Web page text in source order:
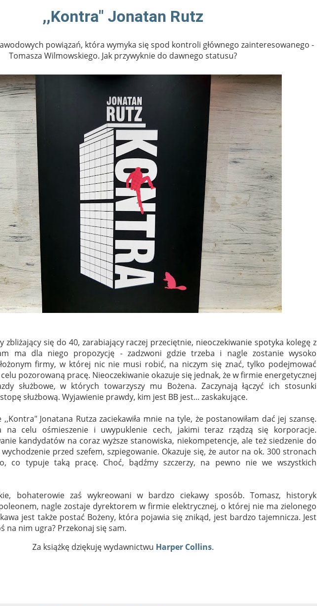
,,Kontra" Jonatan Rutz
powiązań, która wymyka się spod kontroli głównego zainteresowanego -
Tomasza Wilmowskiego. Jak przywyknie do dawnego statusu?
zbliżający się do 40, zarabiający raczej przeciętnie, nieoczekiwanie spotyka kolegę z
ma dla niego propozycję - zadzwoni gdzie trzeba i nagle zostanie wysoko
firmy, w której nic nie musi robić, na niczym się znać, tylko podejmować
pozorowaną pracę. Nieoczekiwanie okazuje się jednak, że w firmie energetycznej
służbowe, w których towarzyszy mu Bożena. Zaczynają łączyć ich stosunki
służbową. Wyjawienie prawdy, kim jest BB jest... zaskakujące.
,,Kontra" Jonatana Rutza zaciekawiła mnie na tyle, że postanowiłam dać jej szansę.
na celu ośmieszenie i uwypuklenie cech, jakimi teraz rządzą się korporacje.
kandydatów na coraz wyższe stanowiska, niekompetencje, ale też siedzenie do
przed szefem, szpiegowanie. Okazuje się, że autor na ok. 300 stronach
co typuje taką pracę. Choć, bądźmy szczerzy, na pewno nie we wszystkich
bohaterowie zaś wykreowani w bardzo ciekawy sposób. Tomasz, historyk
nagle zostaje dyrektorem w firmie elektrycznej, o której nie ma zielonego
jest także postać Bożeny, która pojawia się znikąd, jest bardzo tajemnicza. Jest
na nim ugra? Przekonaj się sam.
Za książkę dziękuję wydawnictwu Harper Collins.